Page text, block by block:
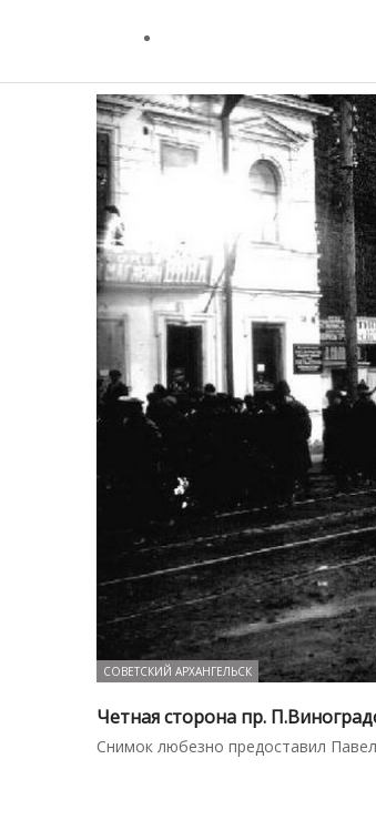
СОВЕТСКИЙ АРХАНГЕЛЬСК
Четная сторона пр.
Снимок любезно предоставил